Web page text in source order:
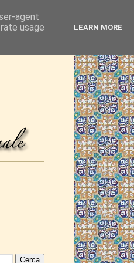
agent
usage
LEARN MORE